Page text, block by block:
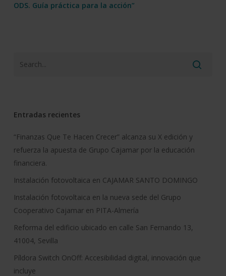
ODS. Guía práctica para la acción”
Entradas recientes
“Finanzas Que Te Hacen Crecer” alcanza su X edición y
refuerza la apuesta de Grupo Cajamar por la educación
financiera.
Instalación fotovoltaica en CAJAMAR SANTO DOMINGO
Instalación fotovoltaica en la nueva sede del Grupo
Cooperativo Cajamar en PITA-Almería
Reforma del edificio ubicado en calle San Fernando 13,
41004, Sevilla
Píldora Switch OnOff: Accesibilidad digital, innovación que
incluye